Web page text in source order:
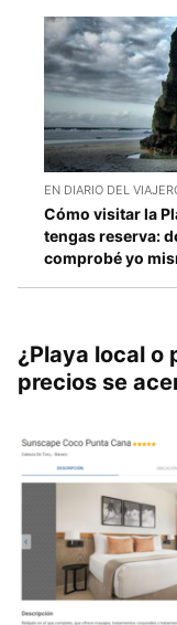
EN DIARIO DEL
Cómo visitar la
tengas reserva:
comprobé yo
¿Playa local o
precios se